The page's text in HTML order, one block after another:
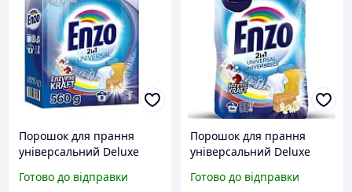
Порошок для прання
універсальний Deluxe
newyork
Готово до відправки
Порошок для прання
універсальний Deluxe
sea
Готово до відправки